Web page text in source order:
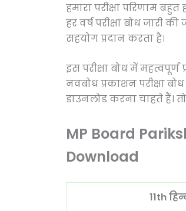
हमारा परीक्षा परिणाम
हर वर्ष परीक्षा बोध जारी
सहयोग प्रदान करता है।
इस परीक्षा बोध में महत्वपूर्ण
नवबोध प्रकाशन परीक्षा
डाउनलोड करना चाहते हैं।
MP Board
Download
11th